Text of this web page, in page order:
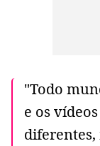
"Todo
e os